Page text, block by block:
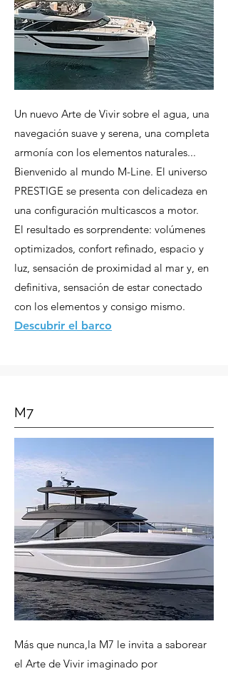
Un nuevo Arte de Vivir sobre el agua, una
navegación suave y serena, una completa
armonía con los elementos naturales...
Bienvenido al mundo M-Line. El universo
PRESTIGE se presenta con delicadeza en
una configuración multicascos a motor.
El resultado es sorprendente: volúmenes
optimizados, confort refinado, espacio y
luz, sensación de proximidad al mar y, en
definitiva, sensación de estar conectado
con los elementos y consigo mismo.
Descubrir el barco
M7
Más que nunca,la M7 le invita a saborear
el Arte de Vivir imaginado por